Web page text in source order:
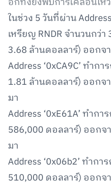
ในช่วง 5 วันที่ผ่าน
เหรียญ RNDR จำนวนกว่
3.68 ล้านดอลลาร์) ออกจ
Address ‘0xCA9C’ ทำก
1.81 ล้านดอลลาร์) ออกจ
มา
Address ‘0xE61A’ ทำก
586,000 ดอลลาร์) ออกจ
มา
Address ‘0x06b2’ ทำก
510,000 ดอลลาร์) ออกจ